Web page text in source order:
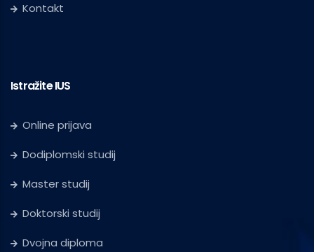
Kontakt
Istražite IUS
Online prijava
Dodiplomski studij
Master studij
Doktorski studij
Dvojna diploma